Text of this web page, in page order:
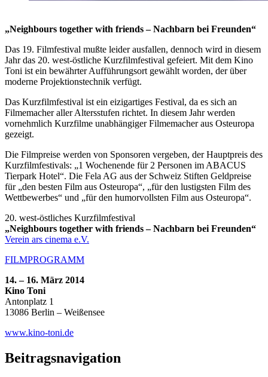
„Neighbours together with friends – Nachbarn bei Freunden“
Das 19. Filmfestival mußte leider ausfallen, dennoch wird in diesem
Jahr das 20. west-östliche Kurzfilmfestival gefeiert. Mit dem Kino
Toni ist ein bewährter Aufführungsort gewählt worden, der über
moderne Projektionstechnik verfügt.
Das Kurzfilmfestival ist ein eizigartiges Festival, da es sich an
Filmemacher aller Altersstufen richtet. In diesem Jahr werden
vornehmlich Kurzfilme unabhängiger Filmemacher aus Osteuropa
gezeigt.
Die Filmpreise werden von Sponsoren vergeben, der Hauptpreis des
Kurzfilmfestivals: „1 Wochenende für 2 Personen im ABACUS
Tierpark Hotel“. Die Fela AG aus der Schweiz Stiften Geldpreise
für „den besten Film aus Osteuropa“, „für den lustigsten Film des
Wettbewerbes“ und „für den humorvollsten Film aus Osteuropa“.
20. west-östliches Kurzfilmfestival
„Neighbours together with friends – Nachbarn bei Freunden“
Verein ars cinema e.V.
FILMPROGRAMM
14. – 16. März 2014
Kino Toni
Antonplatz 1
13086 Berlin – Weißensee
www.kino-toni.de
Beitragsnavigation